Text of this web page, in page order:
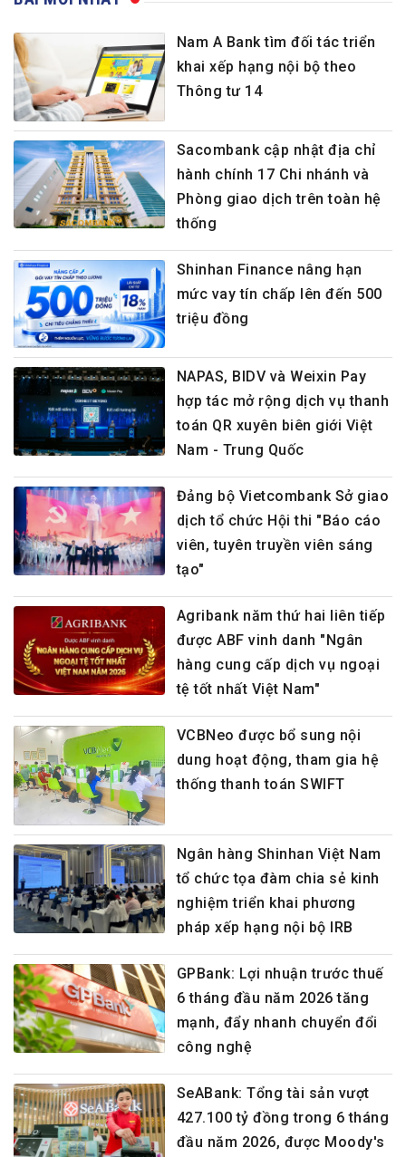
Nam A Bank tìm đối tác triển
khai xếp hạng nội bộ theo
Thông tư 14
Sacombank cập nhật địa chỉ
hành chính 17 Chi nhánh và
Phòng giao dịch trên toàn hệ
thống
Shinhan Finance nâng hạn
mức vay tín chấp lên đến 500
triệu đồng
NAPAS, BIDV và Weixin Pay
hợp tác mở rộng dịch vụ thanh
toán QR xuyên biên giới Việt
Nam - Trung Quốc
Đảng bộ Vietcombank Sở giao
dịch tổ chức Hội thi "Báo cáo
viên, tuyên truyền viên sáng
tạo"
Agribank năm thứ hai liên tiếp
được ABF vinh danh "Ngân
hàng cung cấp dịch vụ ngoại
tệ tốt nhất Việt Nam"
VCBNeo được bổ sung nội
dung hoạt động, tham gia hệ
thống thanh toán SWIFT
Ngân hàng Shinhan Việt Nam
tổ chức tọa đàm chia sẻ kinh
nghiệm triển khai phương
pháp xếp hạng nội bộ IRB
GPBank: Lợi nhuận trước thuế
6 tháng đầu năm 2026 tăng
mạnh, đẩy nhanh chuyển đổi
công nghệ
SeABank: Tổng tài sản vượt
427.100 tỷ đồng trong 6 tháng
đầu năm 2026, được Moody's